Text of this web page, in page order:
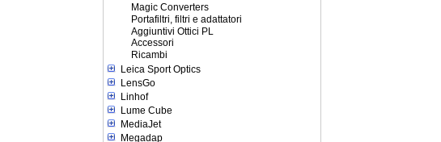
Magic Converters
Portafiltri, filtri e adattatori
Aggiuntivi Ottici PL
Accessori
Ricambi
Leica Sport Optics
LensGo
Linhof
Lume Cube
MediaJet
Megadap